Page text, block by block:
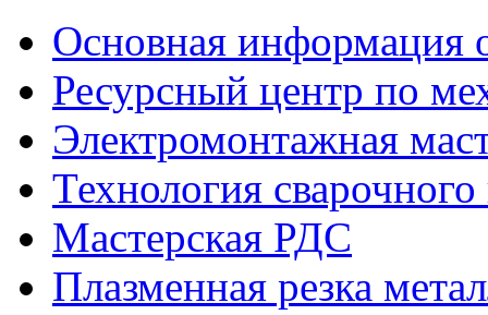
Основная информация
Ресурсный центр по
Электромонтажная
Технология сварочного
Мастерская РДС
Плазменная резка